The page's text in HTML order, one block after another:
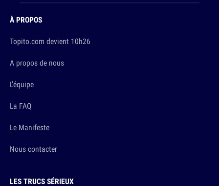
À PROPOS
Topito.com devient 10h26
A propos de nous
L'équipe
La FAQ
Le Manifeste
Nous contacter
LES TRUCS SÉRIEUX